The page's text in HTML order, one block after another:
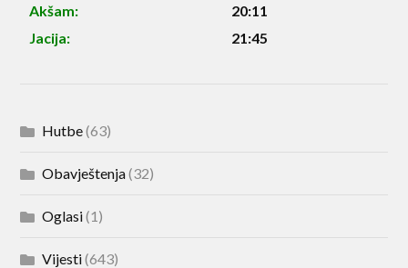
Akšam:
20:11
Jacija:
21:45
Hutbe(63)
Obavještenja(32)
Oglasi(1)
Vijesti(643)